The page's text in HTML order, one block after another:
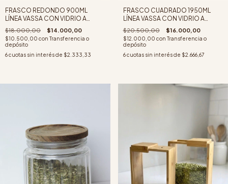
FRASCO REDONDO 900ML
LÍNEA VASSA CON VIDRIO A
RAYAS Y TAPA DE ACACIA
$18.000,00 $14.000,00
$10.500,00 con Transferencia o
depósito
6cuotas sin interés de $2.333,33
FRASCO CUADRADO 1950ML
LÍNEA VASSA CON VIDRIO A
RAYAS Y TAPA DE ACACIA
$20.500,00 $16.000,00
$12.000,00 con Transferencia o
depósito
6 cuotas sin interés de $2.666,67